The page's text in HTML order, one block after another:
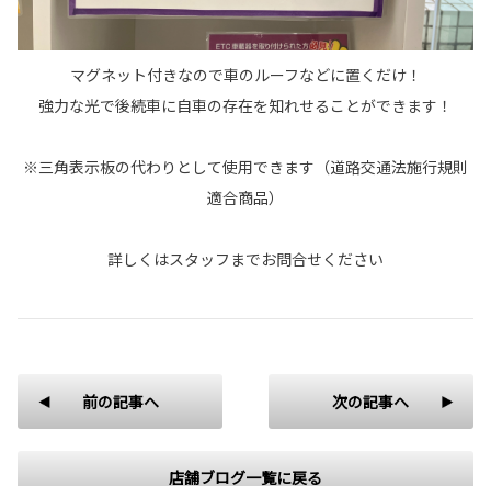
マグネット付きなので車のルーフなどに置くだけ！
強力な光で後続車に自車の存在を知れせることができます！
※三角表示板の代わりとして使用できます（道路交通法施行規則
適合商品）
詳しくはスタッフまでお問合せください
前の記事へ
店舗ブログ一覧に戻る
次の記事へ